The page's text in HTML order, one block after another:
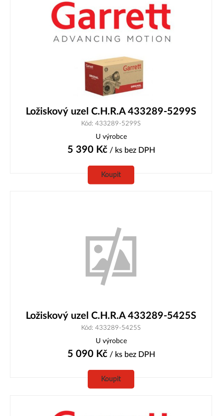
Ložiskový uzel C.H.R.A 433289-5299S
Kód: 433289-5299S
U výrobce
5 390 Kč/ ks bez DPH
Koupit
Ložiskový uzel C.H.R.A 433289-5425S
Kód: 433289-5425S
U výrobce
5 090 Kč/ ks bez DPH
Koupit